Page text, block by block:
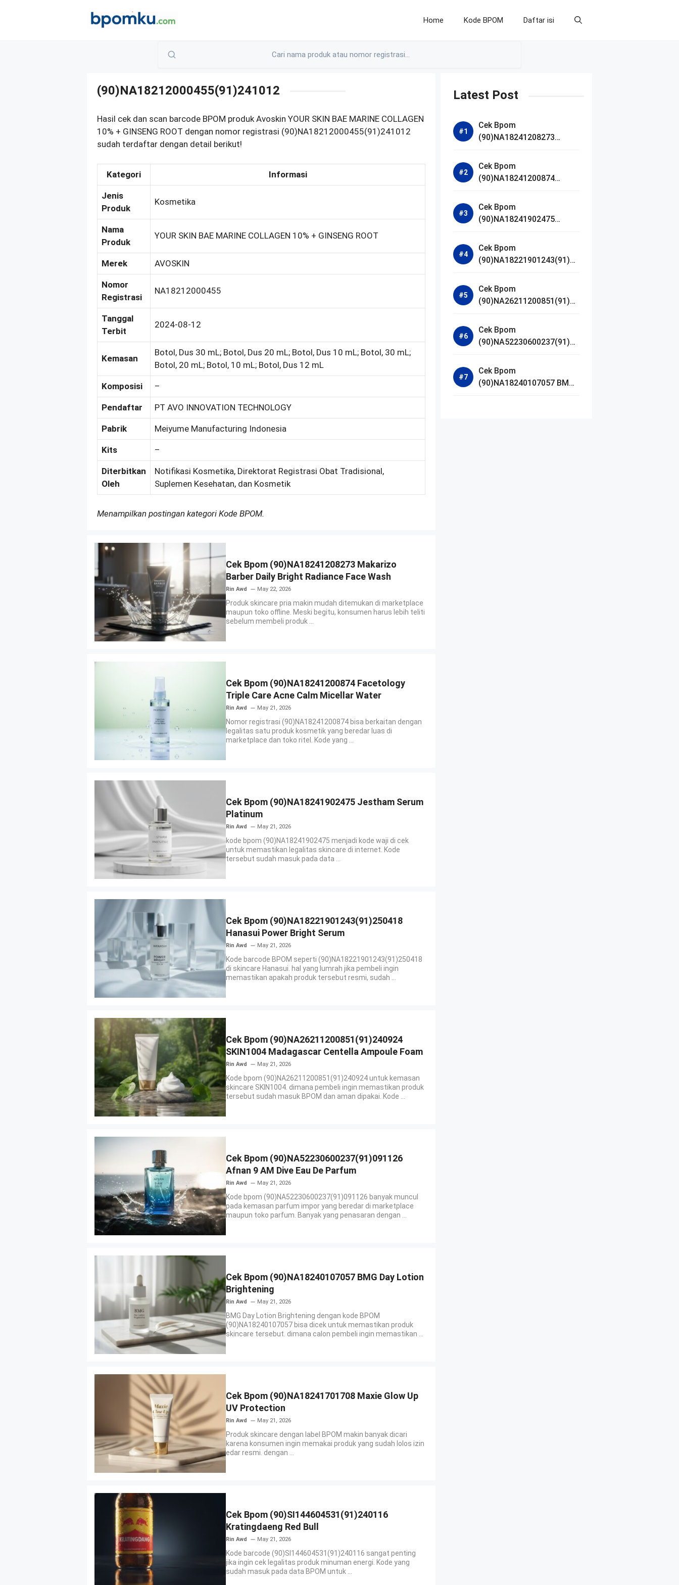
Home Kode BPOM Daftar isi
(90)NA18212000455(91)241012
Hasil cek dan scan barcode BPOM produk Avoskin YOUR SKIN BAE MARINE COLLAGEN
10% + GINSENG ROOT dengan nomor registrasi (90)NA18212000455(91)241012
sudah terdaftar dengan detail berikut!
Kategori Informasi
Jenis
Produk
Kosmetika
Nama
Produk
YOUR SKIN BAE MARINE COLLAGEN 10% + GINSENG ROOT
Merek AVOSKIN
Nomor
Registrasi
NA18212000455
Tanggal
Terbit
2024-08-12
Kemasan
Botol, Dus 30 mL; Botol, Dus 20 mL; Botol, Dus 10 mL; Botol, 30 mL;
Botol, 20 mL; Botol, 10 mL; Botol, Dus 12 mL
Komposisi –
Pendaftar PT AVO INNOVATION TECHNOLOGY
Pabrik Meiyume Manufacturing Indonesia
Kits –
Diterbitkan
Oleh
Notifikasi Kosmetika, Direktorat Registrasi Obat Tradisional,
Suplemen Kesehatan, dan Kosmetik
Menampilkan postingan kategori Kode BPOM.
Cek Bpom (90)NA18241208273 Makarizo
Barber Daily Bright Radiance Face Wash
Rin Awd May 22, 2026
Produk skincare pria makin mudah ditemukan di marketplace
maupun toko offline. Meski begitu, konsumen harus lebih teliti
sebelum membeli produk ...
Cek Bpom (90)NA18241200874 Facetology
Triple Care Acne Calm Micellar Water
Rin Awd May 21, 2026
Nomor registrasi (90)NA18241200874 bisa berkaitan dengan
legalitas satu produk kosmetik yang beredar luas di
marketplace dan toko ritel. Kode yang ...
Cek Bpom (90)NA18241902475 Jestham Serum
Platinum
Rin Awd May 21, 2026
kode bpom (90)NA18241902475 menjadi kode waji di cek
untuk memastikan legalitas skincare di internet. Kode
tersebut sudah masuk pada data ...
Cek Bpom (90)NA18221901243(91)250418
Hanasui Power Bright Serum
Rin Awd May 21, 2026
Kode barcode BPOM seperti (90)NA18221901243(91)250418
di skincare Hanasui. hal yang lumrah jika pembeli ingin
memastikan apakah produk tersebut resmi, sudah ...
Cek Bpom (90)NA26211200851(91)240924
SKIN1004 Madagascar Centella Ampoule Foam
Rin Awd May 21, 2026
Kode bpom (90)NA26211200851(91)240924 untuk kemasan
skincare SKIN1004. dimana pembeli ingin memastikan produk
tersebut sudah masuk BPOM dan aman dipakai. Kode ...
Cek Bpom (90)NA52230600237(91)091126
Afnan 9 AM Dive Eau De Parfum
Rin Awd May 21, 2026
Kode bpom (90)NA52230600237(91)091126 banyak muncul
pada kemasan parfum impor yang beredar di marketplace
maupun toko parfum. Banyak yang penasaran dengan ...
Cek Bpom (90)NA18240107057 BMG Day Lotion
Brightening
Rin Awd May 21, 2026
BMG Day Lotion Brightening dengan kode BPOM
(90)NA18240107057 bisa dicek untuk memastikan produk
skincare tersebut. dimana calon pembeli ingin memastikan ...
Cek Bpom (90)NA18241701708 Maxie Glow Up
UV Protection
Rin Awd May 21, 2026
Produk skincare dengan label BPOM makin banyak dicari
karena konsumen ingin memakai produk yang sudah lolos izin
edar resmi. dengan ...
Cek Bpom (90)SI144604531(91)240116
Kratingdaeng Red Bull
Rin Awd May 21, 2026
Kode barcode (90)SI144604531(91)240116 sangat penting
jika ingin cek legalitas produk minuman energi. Kode yang
sudah masuk pada data BPOM untuk ...
Latest Post
Cek Bpom
(90)NA18241208273
Bright Radiance Face
Wash
Cek Bpom
(90)NA18241200874
Acne Calm Micellar Water
Cek Bpom
(90)NA18241902475
Cek Bpom
(90)NA18221901243(91)25
Serum
Cek Bpom
(90)NA26211200851(91)24
Madagascar Centella
Ampoule Foam
Cek Bpom
(90)NA52230600237(91)09
De Parfum
Cek Bpom
(90)NA18240107057 BMG